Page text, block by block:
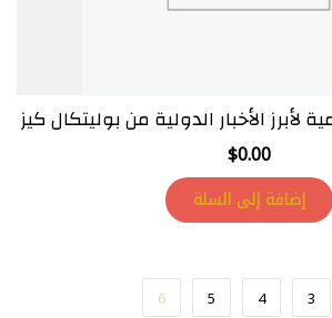
لأبرز الأخبار الدولية من بوليتكال كيز
$0.00
إضافة إلى السلة
3
4
5
6